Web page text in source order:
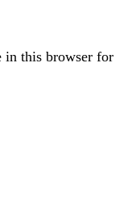
in this browser for